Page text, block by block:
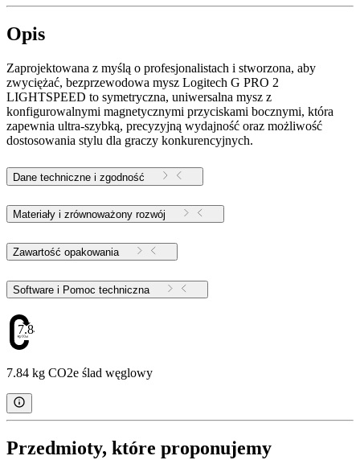
Opis
Zaprojektowana z myślą o profesjonalistach i stworzona, aby
zwyciężać, bezprzewodowa mysz Logitech G PRO 2
LIGHTSPEED to symetryczna, uniwersalna mysz z
konfigurowalnymi magnetycznymi przyciskami bocznymi, która
zapewnia ultra-szybką, precyzyjną wydajność oraz możliwość
dostosowania stylu dla graczy konkurencyjnych.
Dane techniczne i zgodność
Materiały i zrównoważony rozwój
Zawartość opakowania
Software i Pomoc techniczna
7.84
7.84 kg CO2e ślad węglowy
Przedmioty, które proponujemy